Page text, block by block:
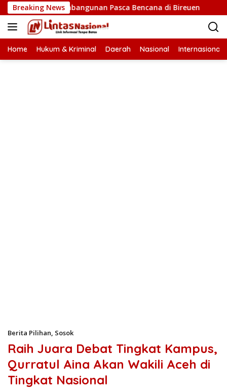
Langsung
ke
konten
Breaking News
Pembangunan Pasca Bencana di Bireuen
Home Hukum & Kriminal Daerah Nasional Internasional
Berita Pilihan, Sosok
Raih Juara Debat Tingkat Kampus,
Qurratul Aina Akan Wakili Aceh di
Tingkat Nasional